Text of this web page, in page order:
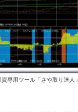
専用ツール「さや取り達人」